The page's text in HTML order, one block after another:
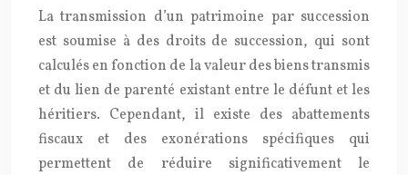
La transmission d’un patrimoine par succession
est soumise à des droits de succession, qui sont
calculés en fonction de la valeur des biens transmis
et du lien de parenté existant entre le défunt et les
héritiers. Cependant, il existe des abattements
fiscaux et des exonérations spécifiques qui
permettent de réduire significativement le